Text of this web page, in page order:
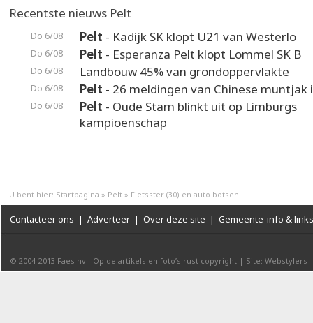
Recentste nieuws Pelt
Do 6/08 Pelt - Kadijk SK klopt U21 van Westerlo
Do 6/08 Pelt - Esperanza Pelt klopt Lommel SK B
Do 6/08 Landbouw 45% van grondoppervlakte
Do 6/08 Pelt - 26 meldingen van Chinese muntjak
Do 6/08 Pelt - Oude Stam blinkt uit op Limburgs
kampioenschap
U bent hier: Startpagina » Pelt » Fietsster (30) en auto botsen
Contacteer ons | Adverteer | Over deze site | Gemeente-info & links
© 2004-2013 Faes nv - Op de artikels en foto’s rust copyright | Site: Webstylers